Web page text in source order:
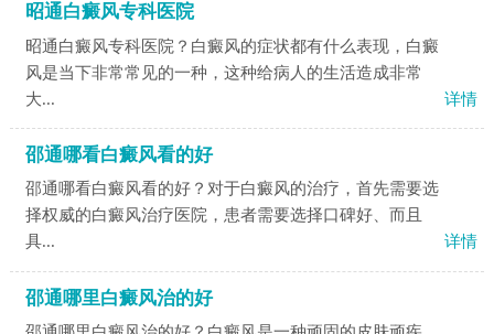
昭通白癜风专科医院
昭通白癜风专科医院？白癜风的症状都有什么表现，白癜
风是当下非常常见的一种，这种给病人的生活造成非常
大...
详情
邵通哪看白癜风看的好
邵通哪看白癜风看的好？对于白癜风的治疗，首先需要选
择权威的白癜风治疗医院，患者需要选择口碑好、而且
具...
详情
邵通哪里白癜风治的好